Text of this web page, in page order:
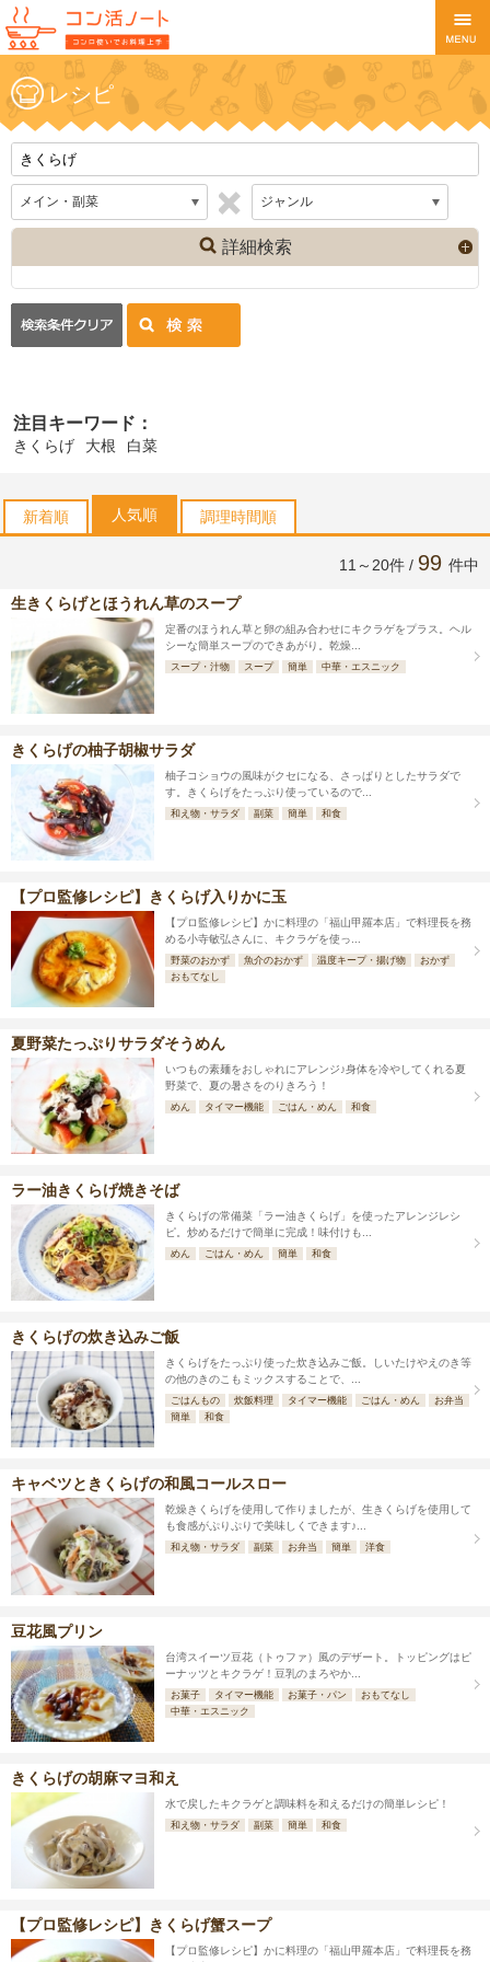
レシピ
詳細検索
注目キーワード：
きくらげ 大根 白菜
新着順 人気順 調理時間順
11～20件 / 99 件中
生きくらげとほうれん草のスープ
定番のほうれん草と卵の組み合わせにキクラゲをプラス。ヘル
シーな簡単スープのできあがり。乾燥...
スープ・汁物 スープ 簡単 中華・エスニック
きくらげの柚子胡椒サラダ
柚子コショウの風味がクセになる、さっぱりとしたサラダで
す。きくらげをたっぷり使っているので...
和え物・サラダ 副菜 簡単 和食
【プロ監修レシピ】きくらげ入りかに玉
【プロ監修レシピ】かに料理の「福山甲羅本店」で料理長を務
める小寺敏弘さんに、キクラゲを使っ...
野菜のおかず 魚介のおかず 温度キープ・揚げ物
おかず
おもてなし
夏野菜たっぷりサラダそうめん
いつもの素麺をおしゃれにアレンジ♪身体を冷やしてくれる夏
野菜で、夏の暑さをのりきろう！
めん タイマー機能 ごはん・めん 和食
ラー油きくらげ焼きそば
きくらげの常備菜「ラー油きくらげ」を使ったアレンジレシ
ピ。炒めるだけで簡単に完成！味付けも...
めん ごはん・めん 簡単 和食
きくらげの炊き込みご飯
きくらげをたっぷり使った炊き込みご飯。しいたけやえのき等
の他のきのこもミックスすることで、...
ごはんもの 炊飯料理 タイマー機能 ごはん・めん
お弁当
簡単
和食
キャベツときくらげの和風コールスロー
乾燥きくらげを使用して作りましたが、生きくらげを使用して
も食感がぷりぷりで美味しくできます♪...
和え物・サラダ 副菜 お弁当 簡単 洋食
豆花風プリン
台湾スイーツ豆花（トゥファ）風のデザート。トッピングはピ
ーナッツとキクラゲ！豆乳のまろやか...
お菓子 タイマー機能 お菓子・パン
おもてなし
中華・エスニック
きくらげの胡麻マヨ和え
水で戻したキクラゲと調味料を和えるだけの簡単レシピ！
和え物・サラダ 副菜 簡単 和食
【プロ監修レシピ】きくらげ蟹スープ
【プロ監修レシピ】かに料理の「福山甲羅本店」で料理長を務